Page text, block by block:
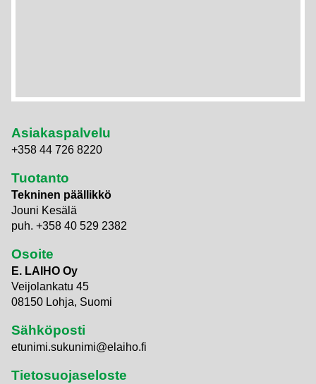
Asiakaspalvelu
+358 44 726 8220
Tuotanto
Tekninen päällikkö
Jouni Kesälä
puh. +358 40 529 2382
Osoite
E. LAIHO Oy
Veijolankatu 45
08150 Lohja, Suomi
Sähköposti
etunimi.sukunimi@elaiho.fi
Tietosuojaseloste